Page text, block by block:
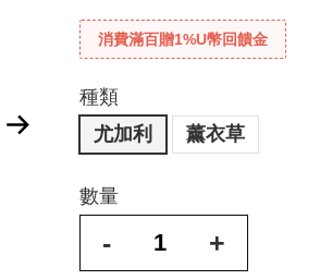
消費滿百贈1%U幣回饋金
種類
尤加利
薰衣草
數量
- +